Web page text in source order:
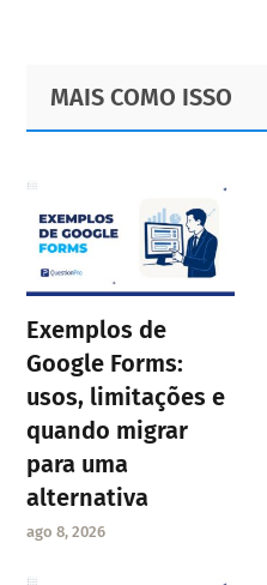
Primary
Sidebar
Footer
MAIS COMO ISSO
Exemplos de
Google Forms:
usos, limitações e
quando migrar
para uma
alternativa
ago 8, 2026